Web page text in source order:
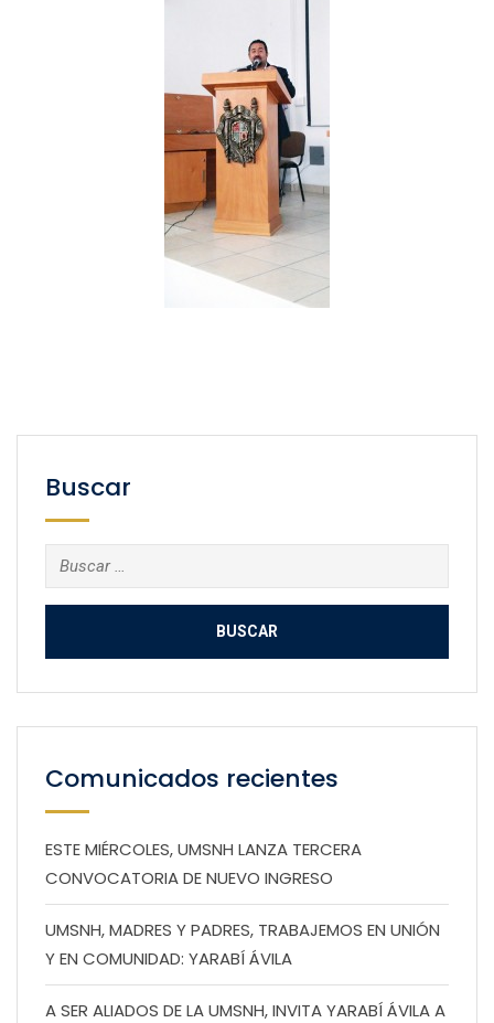
Buscar
Buscar:
Comunicados recientes
ESTE MIÉRCOLES, UMSNH LANZA TERCERA
CONVOCATORIA DE NUEVO INGRESO
UMSNH, MADRES Y PADRES, TRABAJEMOS EN UNIÓN
Y EN COMUNIDAD: YARABÍ ÁVILA
A SER ALIADOS DE LA UMSNH, INVITA YARABÍ ÁVILA A